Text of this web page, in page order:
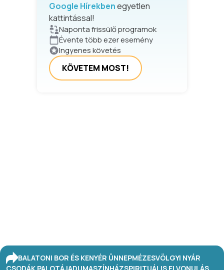
Google Hírekbenegyetlen
kattintással!
Naponta frissülő programok
Évente több ezer esemény
Ingyenes követés
KÖVETEM MOST!
BALATONI BOR ÉS KENYÉR ÜNNEPMÉZESVÖLGYI NYÁR